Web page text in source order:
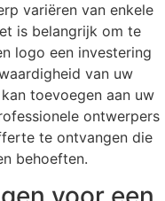
variëren van enkele
is belangrijk om te
logo een investering
van uw
toevoegen aan uw
ontwerpers
te ontvangen die
behoeften.